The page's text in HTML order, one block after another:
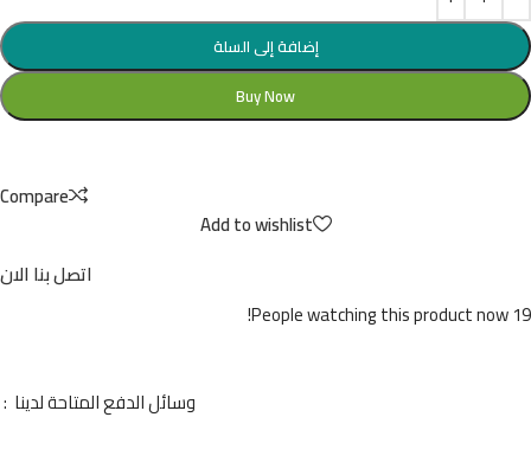
إضافة إلى السلة
Buy Now
Compare
Add to wishlist
اتصل بنا الان
19
People watching this product now!
وسائل الدفع المتاحة لدينا :